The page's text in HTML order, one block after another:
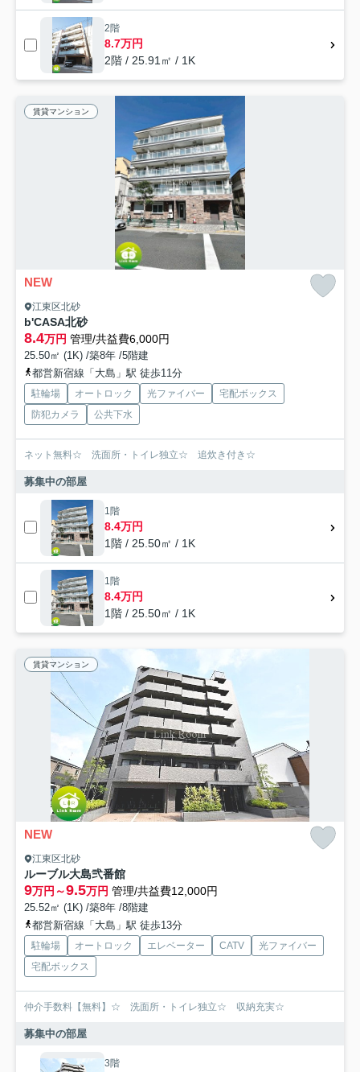
2階
8.7万円
2階 / 25.91㎡ / 1K
賃貸マンション
NEW
江東区北砂
b'CASA北砂
8.4万円 管理/共益費6,000円
25.50㎡ (1K) /築8年 /5階建
都営新宿線「大島」駅 徒歩11分
駐輪場 オートロック 光ファイバー
宅配ボックス
防犯カメラ
公共下水
ネット無料☆ 洗面所・トイレ独立☆ 追炊き付き☆
募集中の部屋
1階
8.4万円
1階 / 25.50㎡ / 1K
1階
8.4万円
1階 / 25.50㎡ / 1K
賃貸マンション
NEW
江東区北砂
ルーブル大島弐番館
9万円～9.5万円 管理/共益費12,000円
25.52㎡ (1K) /築8年 /8階建
都営新宿線「大島」駅 徒歩13分
駐輪場 オートロック エレベーター CATV
光ファイバー
宅配ボックス
仲介手数料【無料】☆ 洗面所・トイレ独立☆ 収納充実☆
募集中の部屋
3階